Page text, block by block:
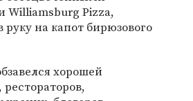
Williamsburg Pizza,
руку на капот бирюзового
хорошей